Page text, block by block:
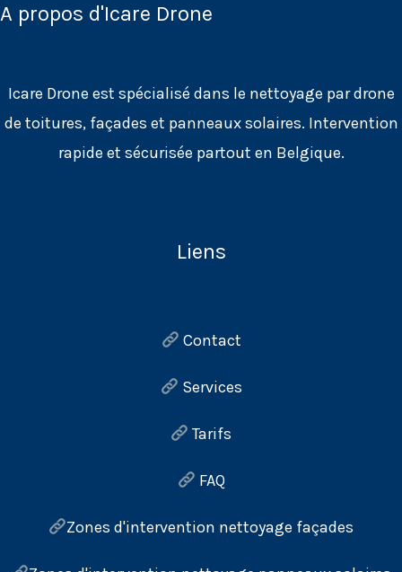
A propos d'Icare Drone
Icare Drone est spécialisé dans le nettoyage par drone
de toitures, façades et panneaux solaires. Intervention
rapide et sécurisée partout en Belgique.
Liens
Contact
Services
Tarifs
FAQ
Zones d'intervention nettoyage façades